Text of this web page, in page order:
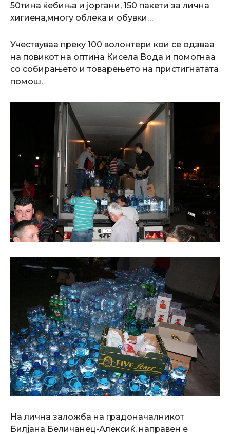
50тина ќебиња и јоргани, 150 пакети за лична
хигиена,многу облека и обувки…
Учествуваа преку 100 волонтери кои се одзваа
на повикот на оптина Кисела Вода и помогнаа
со собирањето и товарењето на пристигнатата
помош.
На лична заложба на градоначалникот
Билјана Беличанец-Алексиќ, направен е